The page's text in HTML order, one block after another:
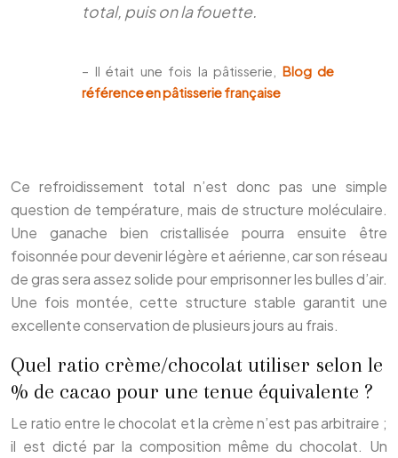
total, puis on la fouette.
– Il était une fois la pâtisserie, Blog de
référence en pâtisserie française
Ce refroidissement total n’est donc pas une simple
question de température, mais de structure moléculaire.
Une ganache bien cristallisée pourra ensuite être
foisonnée pour devenir légère et aérienne, car son réseau
de gras sera assez solide pour emprisonner les bulles d’air.
Une fois montée, cette structure stable garantit une
excellente conservation de plusieurs jours au frais.
Quel ratio crème/chocolat utiliser selon le
% de cacao pour une tenue équivalente ?
Le ratio entre le chocolat et la crème n’est pas arbitraire ;
il est dicté par la composition même du chocolat. Un